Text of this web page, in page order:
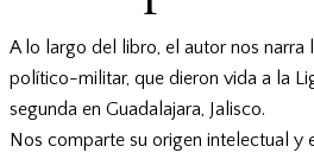
A lo largo del libro, el autor nos
político-militar, que dieron vida a la
segunda en Guadalajara, Jalisco.
Nos comparte su origen intelectual